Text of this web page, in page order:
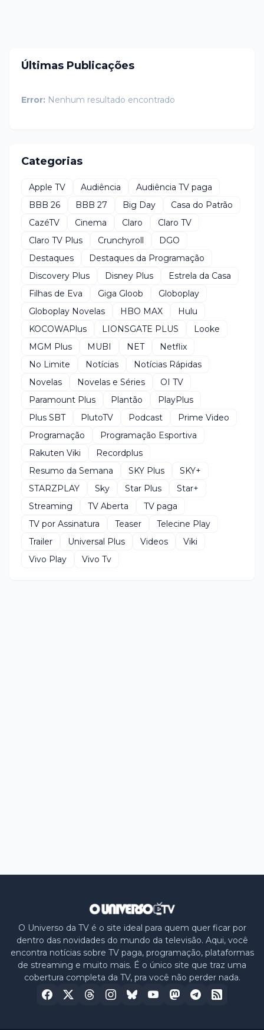
Últimas Publicações
Error: Nenhum resultado encontrado
Categorias
Apple TV Audiência
Audiência TV paga
BBB 26
BBB 27 Big Day
Casa do Patrão
CazéTV
Cinema Claro
Claro TV
Claro TV Plus
Crunchyroll
DGO
Destaques
Destaques da Programação
Discovery Plus
Disney Plus
Estrela da Casa
Filhas de Eva
Giga Gloob
Globoplay
Globoplay Novelas
HBO MAX
Hulu
KOCOWAPlus
LIONSGATE PLUS
Looke
MGM Plus
MUBI NET
Netflix
No Limite
Notícias
Notícias Rápidas
Novelas
Novelas e Séries
OI TV
Paramount Plus
Plantão
PlayPlus
Plus SBT
PlutoTV Podcast
Prime Video
Programação
Programação Esportiva
Rakuten Viki
Recordplus
Resumo da Semana
SKY Plus
SKY+
STARZPLAY
Sky Star Plus
Star+
Streaming
TV Aberta
TV paga
TV por Assinatura
Teaser
Telecine Play
Trailer
Universal Plus Videos
Viki
Vivo Play
Vivo Tv
O Universo da TV é o site ideal para quem quer ficar por
dentro das novidades do mundo da televisão. Aqui, você
encontra notícias sobre TV paga, programação, plataformas
de streaming e muito mais. É o único site que traz uma
cobertura completa da TV, pra você não perder nada.